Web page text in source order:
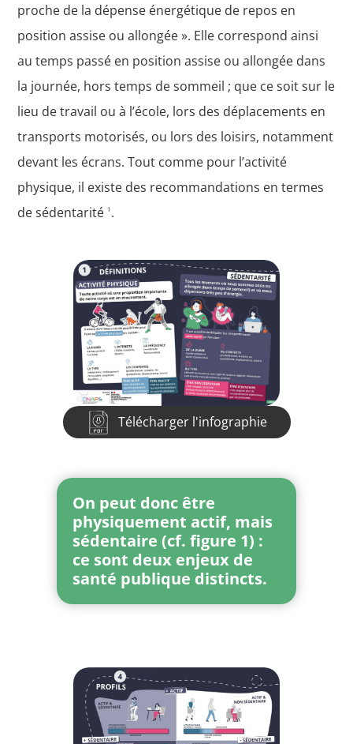
proche de la dépense énergétique de repos en
position assise ou allongée ». Elle correspond ainsi
au temps passé en position assise ou allongée dans
la journée, hors temps de sommeil ; que ce soit sur le
lieu de travail ou à l’école, lors des déplacements en
transports motorisés, ou lors des loisirs, notamment
devant les écrans. Tout comme pour l’activité
physique, il existe des recommandations en termes
de sédentarité 1 .
Télécharger l'infographie
On peut donc être
physiquement actif, mais
sédentaire (cf. figure 1) :
ce sont deux enjeux de
santé publique distincts.